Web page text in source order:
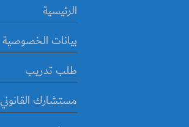
الرئيسية
بيانات الخصوصية
طلب تدريب
مستشارك القانوني